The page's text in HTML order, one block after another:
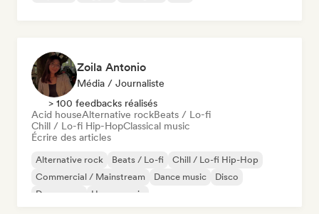
Zoila Antonio
Média / Journaliste
> 100 feedbacks réalisés
Acid houseAlternative rockBeats / Lo-fi
Chill / Lo-fi Hip-HopClassical music
Écrire des articles
Alternative rock Beats / Lo-fi
Chill / Lo-fi Hip-Hop
Commercial / Mainstream
Dance music
Disco
Dream pop
House music